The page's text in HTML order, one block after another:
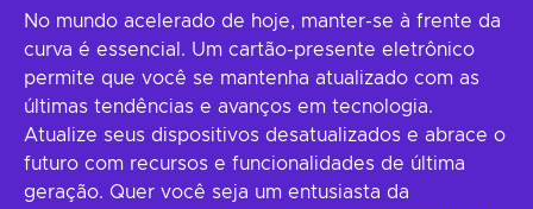
No mundo acelerado de hoje, manter-se à frente da
curva é essencial. Um cartão-presente eletrônico
permite que você se mantenha atualizado com as
últimas tendências e avanços em tecnologia.
Atualize seus dispositivos desatualizados e abrace o
futuro com recursos e funcionalidades de última
geração. Quer você seja um entusiasta da